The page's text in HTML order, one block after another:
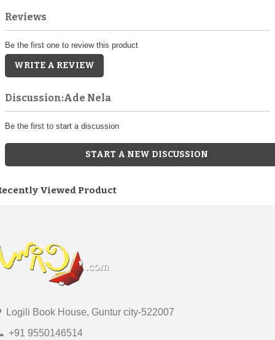
Reviews
Be the first one to review this product
WRITE A REVIEW
Discussion:Ade Nela
Be the first to start a discussion
START A NEW DISCUSSION
Viewed Product
Logili Book House, Guntur city-522007
+91 9550146514